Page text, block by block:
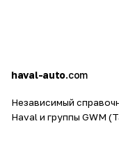
a
haval-auto.com
Независимый
Haval и группы GWM